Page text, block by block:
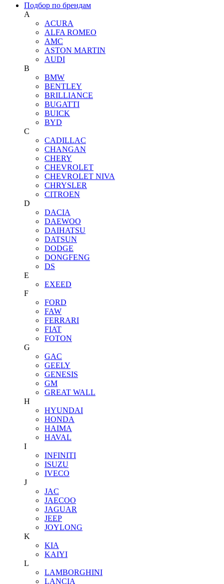
Подбор по брендам
A
ACURA
ALFA ROMEO
AMC
ASTON MARTIN
AUDI
B
BMW
BENTLEY
BRILLIANCE
BUGATTI
BUICK
BYD
C
CADILLAC
CHANGAN
CHERY
CHEVROLET
CHEVROLET NIVA
CHRYSLER
CITROEN
D
DACIA
DAEWOO
DAIHATSU
DATSUN
DODGE
DONGFENG
DS
E
EXEED
F
FORD
FAW
FERRARI
FIAT
FOTON
G
GAC
GEELY
GENESIS
GM
GREAT WALL
H
HYUNDAI
HONDA
HAIMA
HAVAL
I
INFINITI
ISUZU
IVECO
J
JAC
JAECOO
JAGUAR
JEEP
JOYLONG
K
KIA
KAIYI
L
LAMBORGHINI
LANCIA